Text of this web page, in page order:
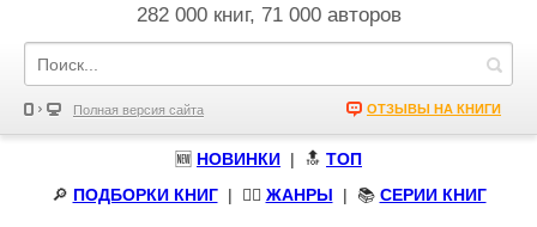
282 000 книг, 71 000 авторов
Полная версия сайта ОТЗЫВЫ НА КНИГИ
🆕 НОВИНКИ | 🔝 ТОП
🔎 ПОДБОРКИ КНИГ| 🧝‍♀️ ЖАНРЫ | 📚 СЕРИИ КНИГ